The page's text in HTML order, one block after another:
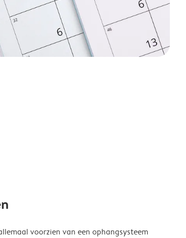
voorzien van een ophangsysteem